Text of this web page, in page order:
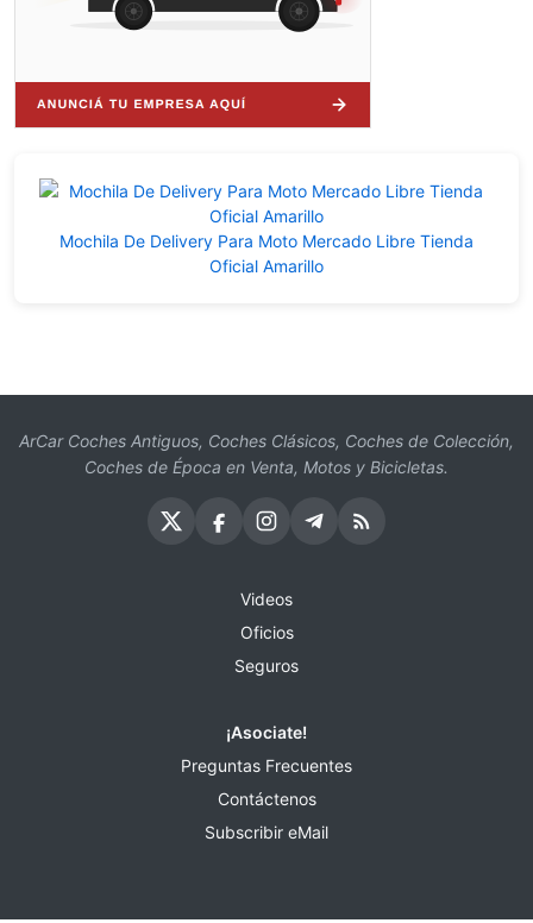
Mochila De Delivery Para Moto Mercado Libre Tienda
Oficial Amarillo
ArCar Coches Antiguos, Coches Clásicos, Coches de Colección,
Coches de Época en Venta, Motos y Bicicletas.
Videos
Oficios
Seguros
¡Asociate!
Preguntas Frecuentes
Contáctenos
Subscribir eMail